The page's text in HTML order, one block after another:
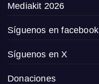
Mediakit 2026
Síguenos en facebook
Síguenos en X
Donaciones